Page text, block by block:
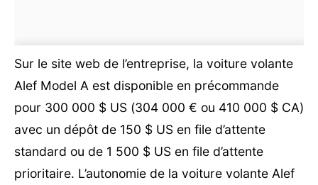
Sur le site web de l’entreprise, la voiture volante
Alef Model A est disponible en précommande
pour 300 000 $ US (304 000 € ou 410 000 $ CA)
avec un dépôt de 150 $ US en file d’attente
standard ou de 1 500 $ US en file d’attente
prioritaire. L’autonomie de la voiture volante Alef